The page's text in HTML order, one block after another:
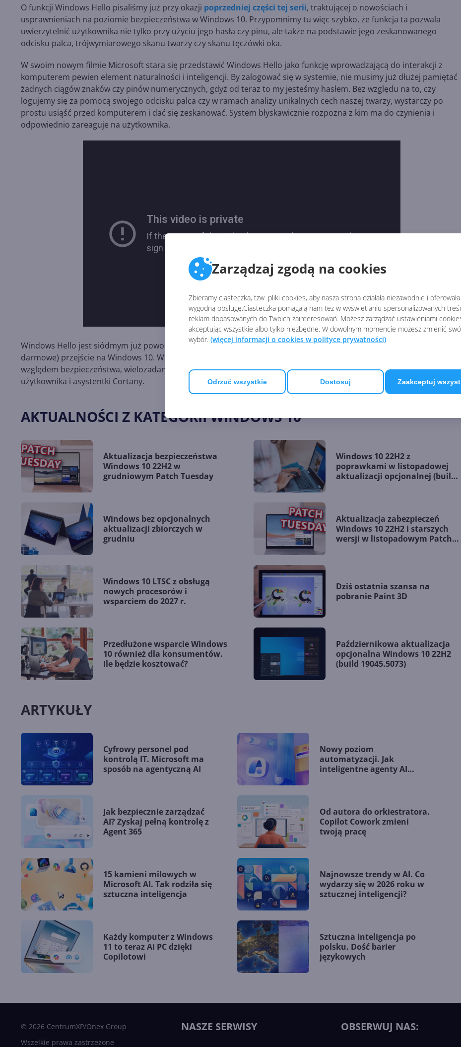
Zarządzaj zgodą na cookies
Zbieramy ciasteczka, tzw. pliki cookies, aby nasza strona działała niezawodnie i oferowała
wygodną obsługę.Ciasteczka pomagają nam też w wyświetlaniu spersonalizowanych
reklam dopasowanych do Twoich zainteresowań. Możesz zarządzać ustawieniami
akceptując wszystkie albo tylko niezbędne. W dowolnym momencie możesz zmienić
wybór. (więcej informacji o cookies w polityce prywatności)
Odrzuć wszystkie Dostosuj Zaakceptuj
O funkcji Windows Hello pisaliśmy już przy okazji poprzedniej części tej serii, traktującej o nowościach i
usprawnieniach na poziomie bezpieczeństwa w Windows 10. Przypomnimy tu więc szybko, że funkcja ta pozwala
uwierzytelnić użytkownika nie tylko przy użyciu jego hasła czy pinu, ale także na podstawie jego zeskanowanego
odcisku palca, trójwymiarowego skanu twarzy czy skanu tęczówki oka.
W swoim nowym filmie Microsoft stara się przedstawić Windows Hello jako funkcję wprowadzającą do interakcji z
komputerem pewien element naturalności i inteligencji. By zalogować się w systemie, nie musimy już dłużej pamiętać
żadnych ciągów znaków czy pinów numerycznych, gdyż od teraz to my jesteśmy hasłem. Bez względu na to, czy
logujemy się za pomocą swojego odcisku palca czy w ramach analizy unikalnych cech naszej twarzy, wystarczy po
prostu usiąść przed komputerem i dać się zeskanować. System błyskawicznie rozpozna z kim ma do czynienia i
odpowiednio zareaguje na użytkownika.
Windows Hello jest siódmym już powodem, dla którego zdaniem Microsoftu powinniśmy rozważyć szybkie (i
darmowe) przejście na Windows 10. Wcześniej w ramach serii ukazały się materiały promujące Windows 10 pod
względem bezpieczeństwa, wielozadaniowości, możliwości integracji z konsolą Xbox, przeglądarki Edge, interfejsu
użytkownika i asystentki Cortany.
AKTUALNOŚCI Z KATEGORII WINDOWS 10
Aktualizacja bezpieczeństwa
Windows 10 22H2 w
grudniowym Patch Tuesday
Windows 10 22H2 z
poprawkami w listopadowej
aktualizacji opcjonalnej (build
Windows bez opcjonalnych
aktualizacji zbiorczych w
grudniu
Aktualizacja zabezpieczeń
Windows 10 22H2 i starszych
wersji w listopadowym Patch
Windows 10 LTSC z obsługą
nowych procesorów i
wsparciem do 2027 r.
Dziś ostatnia szansa na
pobranie Paint 3D
Przedłużone wsparcie Windows
10 również dla konsumentów.
Ile będzie kosztować?
Październikowa aktualizacja
opcjonalna Windows 10 22H2
(build 19045.5073)
ARTYKUŁY
Cyfrowy personel pod
kontrolą IT. Microsoft ma
sposób na agentyczną AI
Nowy poziom
automatyzacji. Jak
inteligentne agenty AI
Jak bezpiecznie zarządzać
AI? Zyskaj pełną kontrolę z
Agent 365
Od autora do orkiestratora.
Copilot Cowork zmieni
twoją pracę
15 kamieni milowych w
Microsoft AI. Tak rodziła się
sztuczna inteligencja
Najnowsze trendy w AI. Co
wydarzy się w 2026 roku w
sztucznej inteligencji?
Każdy komputer z Windows
11 to teraz AI PC dzięki
Copilotowi
Sztuczna inteligencja po
polsku. Dość barier
językowych
© 2026 CentrumXP/Onex Group
Wszelkie prawa zastrzeżone
NASZE SERWISY OBSERWUJ NAS: